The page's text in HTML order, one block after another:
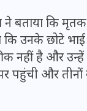
ने बताया कि
उनके छोटे भाई
नहीं है और
और तीनों